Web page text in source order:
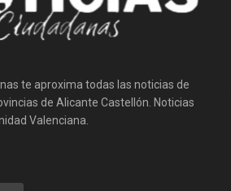
te aproxima todas las noticias de
de Alicante Castellón. Noticias
Valenciana.